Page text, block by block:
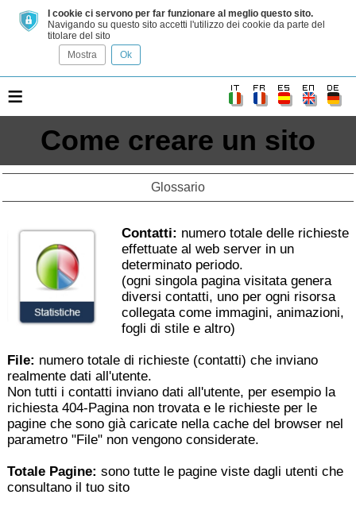
I cookie ci servono per far funzionare al meglio questo sito.
Navigando su questo sito accetti l'utilizzo dei cookie da parte del
titolare del sito
Mostra
Ok
≡
Come creare un sito
Glossario
Contatti: numero totale delle richieste
effettuate al web server in un
determinato periodo.
(ogni singola pagina visitata genera
diversi contatti, uno per ogni risorsa
collegata come immagini, animazioni,
fogli di stile e altro)
File: numero totale di richieste (contatti) che inviano
realmente dati all'utente.
Non tutti i contatti inviano dati all'utente, per esempio la
richiesta 404-Pagina non trovata e le richieste per le
pagine che sono già caricate nella cache del browser nel
parametro "File" non vengono considerate.
Totale Pagine: sono tutte le pagine viste dagli utenti che
consultano il tuo sito